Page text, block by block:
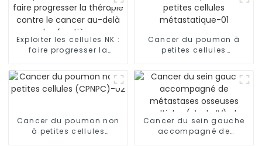
Exploiter les cellules NK :
faire progresser la
au-delà des frontières
Cancer du poumon à
petites cellules
Cancer du poumon non
à petites cellules
Cancer du sein gauche
accompagné de